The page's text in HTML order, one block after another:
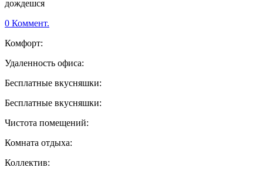
дождешся
0 Коммент.
Комфорт:
Удаленность офиса:
Бесплатные вкусняшки:
Бесплатные вкусняшки:
Чистота помещений:
Комната отдыха:
Коллектив: